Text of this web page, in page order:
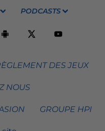
PODCASTS
DES JEUX
NOUS
GROUPE HPI